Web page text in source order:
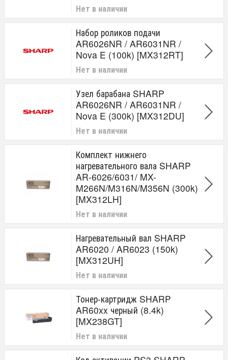
Нет в наличии
Набор роликов подачи
AR6026NR / AR6031NR /
Nova E (100k) [MX312RT]
Нет в наличии
Узел барабана SHARP
AR6026NR / AR6031NR /
Nova E (300k) [MX312DU]
Нет в наличии
Комплект нижнего
нагревательного вала SHARP
AR-6026/6031/ MX-
M266N/M316N/M356N (300k)
[MX312LH]
Нет в наличии
Нагревательный вал SHARP
AR6020 / AR6023 (150k)
[MX312UH]
Нет в наличии
Тонер-картридж SHARP
AR60xx черный (8.4k)
[MX238GT]
Нет в наличии